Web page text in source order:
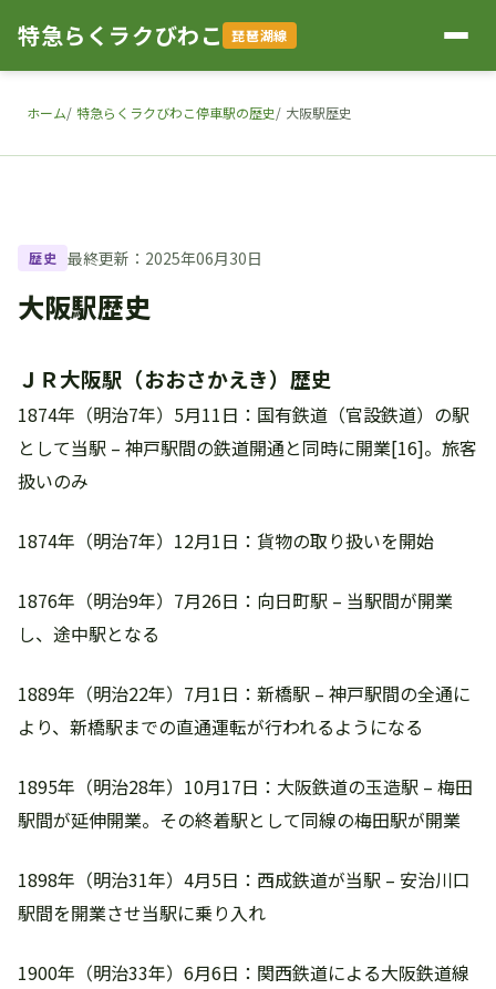
特急らくラクびわこ 琵琶湖線
ホーム 特急らくラクびわこ停車駅の歴史 大阪駅歴史
歴史 最終更新：2025年06月30日
大阪駅歴史
ＪＲ大阪駅（おおさかえき）歴史
1874年（明治7年）5月11日：国有鉄道（官設鉄道）の駅
として当駅 – 神戸駅間の鉄道開通と同時に開業[16]。旅客
扱いのみ
1874年（明治7年）12月1日：貨物の取り扱いを開始
1876年（明治9年）7月26日：向日町駅 – 当駅間が開業
し、途中駅となる
1889年（明治22年）7月1日：新橋駅 – 神戸駅間の全通に
より、新橋駅までの直通運転が行われるようになる
1895年（明治28年）10月17日：大阪鉄道の玉造駅 – 梅田
駅間が延伸開業。その終着駅として同線の梅田駅が開業
1898年（明治31年）4月5日：西成鉄道が当駅 – 安治川口
駅間を開業させ当駅に乗り入れ
1900年（明治33年）6月6日：関西鉄道による大阪鉄道線